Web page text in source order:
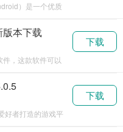
）是一个优质
本下载
，这款软件可以
下载
好者打造的游戏平
下载